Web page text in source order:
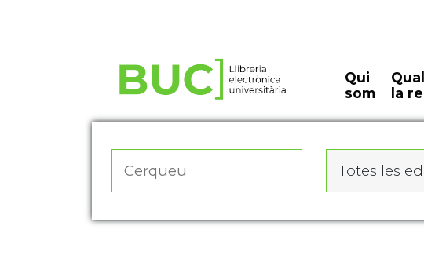
Qui
som
la
Totes les